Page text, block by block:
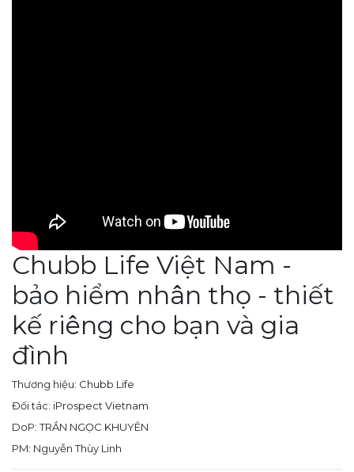
Chubb Life Việt Nam -
bảo hiểm nhân thọ - thiết
kế riêng cho bạn và gia
đình
Thương hiệu: Chubb Life
Đối tác: iProspect Vietnam
DoP: TRẦN NGỌC KHUYÊN
PM: Nguyễn Thùy Linh